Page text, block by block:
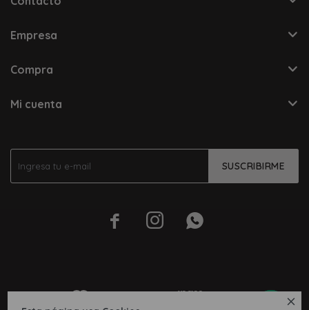

SUSCRIBIRME
  
Empresa
Compra
Mi cuenta